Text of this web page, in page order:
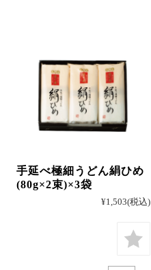
パスタ
つゆ・おすすめ他
手延べ極細うどん絹ひめ
(80g×2束)×3袋
¥1,503(税込)